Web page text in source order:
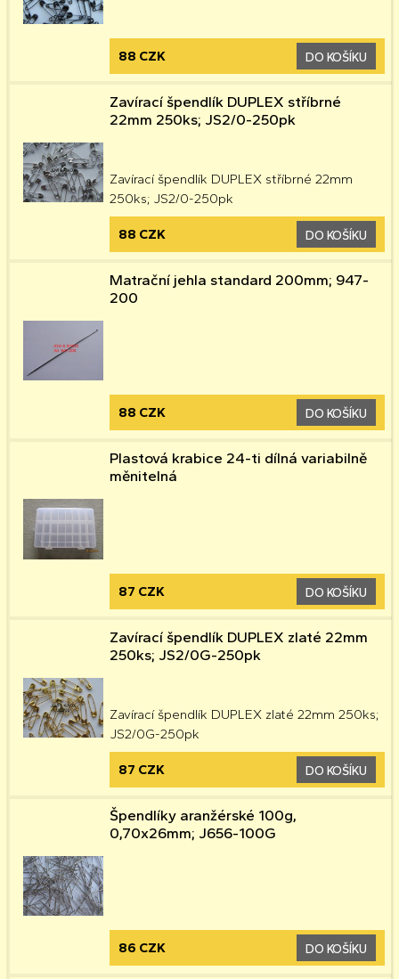
88 CZK DO KOŠÍKU
Zavírací špendlík DUPLEX stříbrné
22mm 250ks; JS2/0-250pk
Zavírací špendlík DUPLEX stříbrné 22mm
250ks; JS2/0-250pk
88 CZK DO KOŠÍKU
Matrační jehla standard 200mm; 947-
200
88 CZK DO KOŠÍKU
Plastová krabice 24-ti dílná variabilně
měnitelná
87 CZK DO KOŠÍKU
Zavírací špendlík DUPLEX zlaté 22mm
250ks; JS2/0G-250pk
Zavírací špendlík DUPLEX zlaté 22mm 250ks;
JS2/0G-250pk
87 CZK DO KOŠÍKU
Špendlíky aranžérské 100g,
0,70x26mm; J656-100G
86 CZK DO KOŠÍKU